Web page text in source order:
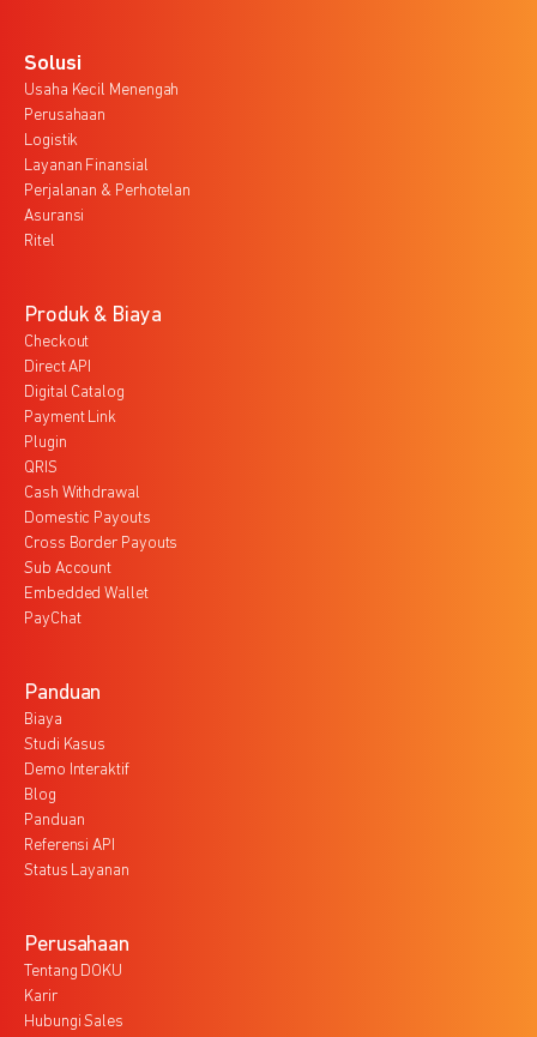
Solusi
Usaha Kecil Menengah
Perusahaan
Logistik
Layanan Finansial
Perjalanan & Perhotelan
Asuransi
Ritel
Produk & Biaya
Checkout
Direct API
Digital Catalog
Payment Link
Plugin
QRIS
Cash Withdrawal
Domestic Payouts
Cross Border Payouts
Sub Account
Embedded Wallet
PayChat
Panduan
Biaya
Studi Kasus
Demo Interaktif
Blog
Panduan
Referensi API
Status Layanan
Perusahaan
Tentang DOKU
Karir
Hubungi Sales